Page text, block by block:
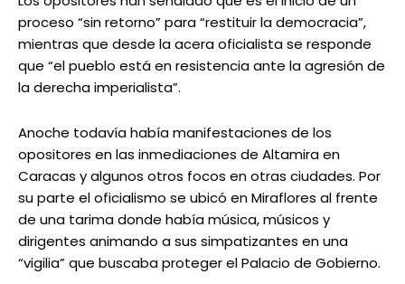
proceso “sin retorno” para “restituir la democracia”,
mientras que desde la acera oficialista se responde
que “el pueblo está en resistencia ante la agresión de
la derecha imperialista”.
Anoche todavía había manifestaciones de los
opositores en las inmediaciones de Altamira en
Caracas y algunos otros focos en otras ciudades. Por
su parte el oficialismo se ubicó en Miraflores al frente
de una tarima donde había música, músicos y
dirigentes animando a sus simpatizantes en una
“vigilia” que buscaba proteger el Palacio de Gobierno.